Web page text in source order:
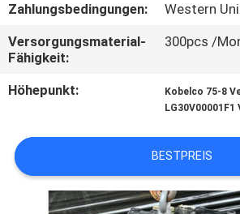
KONTAKT
ALLE
FÄLLE
Zahlungsbedingungen:
Western
Versorgungsmaterial-
Fähigkeit:
300pcs /
Höhepunkt: Kobelco 75-8
BESTPREIS